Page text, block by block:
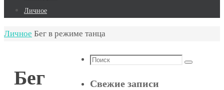
Личное
Главная
Личное Бег в режиме танца
Бег
Что
Поиск
Свежие записи